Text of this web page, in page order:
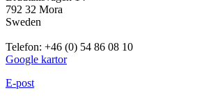
792 32 Mora
Sweden
Telefon: +46 (0) 54 86 08 10
Google kartor
E-post